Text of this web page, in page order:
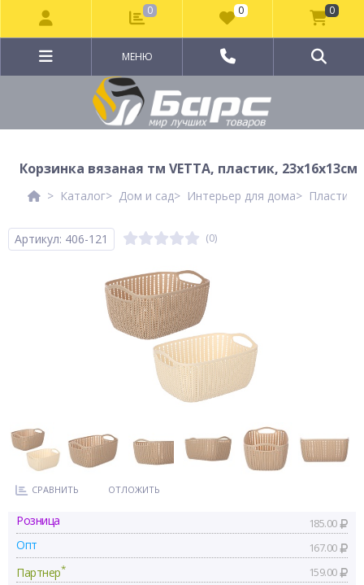
МЕНЮ
Корзинка вязаная тм VETTA, пластик, 23х16х13см
Каталог Дом и сад Интерьер для дома
Артикул: 406-121 (0)
СРАВНИТЬ ОТЛОЖИТЬ
Розница 185.00
Опт 167.00
Партнер* 159.00
0 0 0